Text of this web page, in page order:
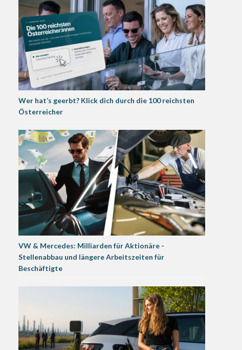
Wer hat’s geerbt? Klick dich durch die 100 reichsten
Österreicher
VW & Mercedes: Milliarden für Aktionäre -
Stellenabbau und längere Arbeitszeiten für
Beschäftigte